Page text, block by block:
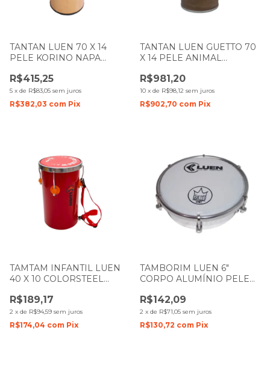
TANTAN LUEN 70 X 14
PELE KORINO NAPA
R$415,25
5 x de R$83,05 sem juros
R$382,03 com Pix
TANTAN LUEN GUETTO 70
X 14 PELE ANIMAL
R$981,20
10 x de R$98,12 sem juros
R$902,70 com Pix
TAMTAM INFANTIL LUEN
40 X 10 COLORSTEEL
VERMELHA
R$189,17
2 x de R$94,59 sem juros
R$174,04 com Pix
TAMBORIM LUEN 6"
CORPO ALUMÍNIO PELE
R$142,09
2 x de R$71,05 sem juros
R$130,72 com Pix